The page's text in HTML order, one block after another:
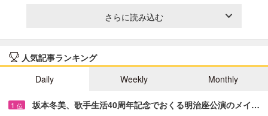
さらに読み込む
人気記事ランキング
Daily
Weekly Monthly
1 位 坂本冬美、歌手生活40周年記念でおくる明治座公演のメイ…